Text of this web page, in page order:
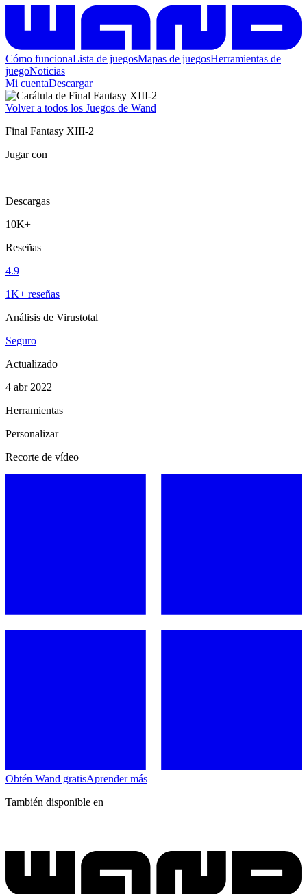
Cómo funcionaLista de juegosMapas de juegosHerramientas de
juegoNoticias
Mi cuentaDescargar
Volver a todos los Juegos de Wand
Final Fantasy XIII-2
Jugar con
Descargas
10K+
Reseñas
4.9
1K+ reseñas
Análisis de Virustotal
Seguro
Actualizado
4 abr 2022
Herramientas
Personalizar
Recorte de vídeo
Obtén Wand gratisAprender más
También disponible en